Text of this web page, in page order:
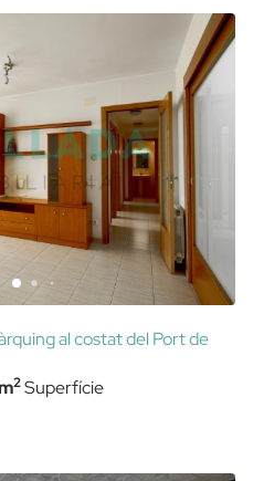
al costat del Port de
2Superfície